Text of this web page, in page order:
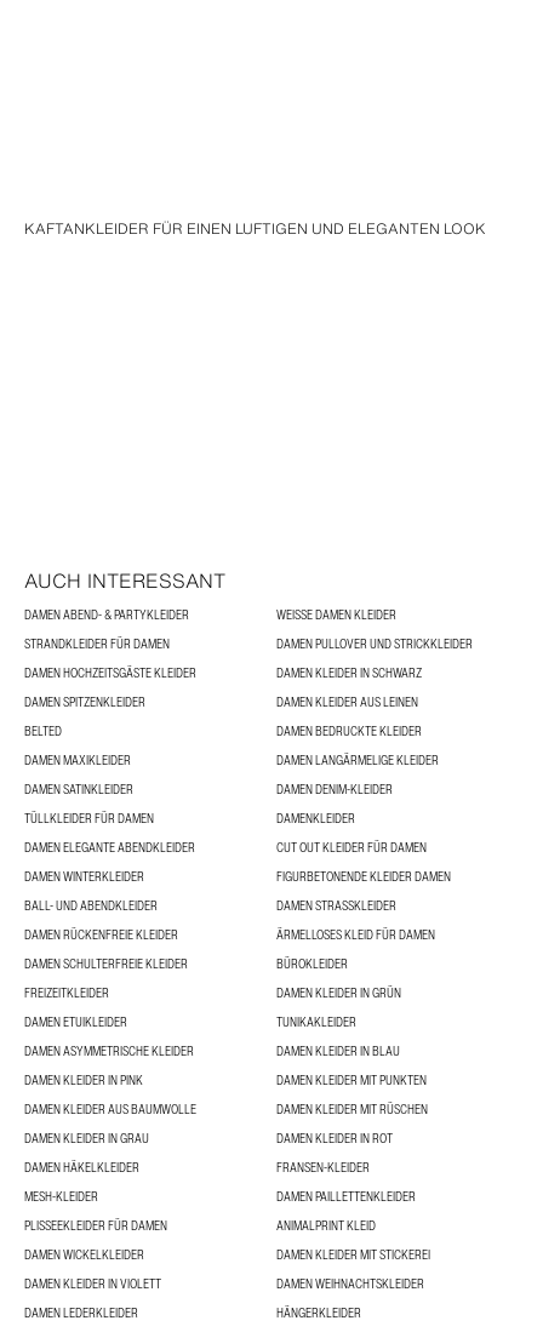
KAFTANKLEIDER FÜR EINEN LUFTIGEN UND ELEGANTEN LOOK
AUCH INTERESSANT
DAMEN ABEND- & PARTYKLEIDER
WEISSE DAMEN KLEIDER
STRANDKLEIDER FÜR DAMEN
DAMEN PULLOVER UND STRICKKLEIDER
DAMEN HOCHZEITSGÄSTE KLEIDER
DAMEN KLEIDER IN SCHWARZ
DAMEN SPITZENKLEIDER
DAMEN KLEIDER AUS LEINEN
BELTED
DAMEN BEDRUCKTE KLEIDER
DAMEN MAXIKLEIDER
DAMEN LANGÄRMELIGE KLEIDER
DAMEN SATINKLEIDER
DAMEN DENIM-KLEIDER
TÜLLKLEIDER FÜR DAMEN
DAMENKLEIDER
DAMEN ELEGANTE ABENDKLEIDER
CUT OUT KLEIDER FÜR DAMEN
DAMEN WINTERKLEIDER
FIGURBETONENDE KLEIDER DAMEN
BALL- UND ABENDKLEIDER
DAMEN STRASSKLEIDER
DAMEN RÜCKENFREIE KLEIDER
ÄRMELLOSES KLEID FÜR DAMEN
DAMEN SCHULTERFREIE KLEIDER
BÜROKLEIDER
FREIZEITKLEIDER
DAMEN KLEIDER IN GRÜN
DAMEN ETUIKLEIDER
TUNIKAKLEIDER
DAMEN ASYMMETRISCHE KLEIDER
DAMEN KLEIDER IN BLAU
DAMEN KLEIDER IN PINK
DAMEN KLEIDER MIT PUNKTEN
DAMEN KLEIDER AUS BAUMWOLLE
DAMEN KLEIDER MIT RÜSCHEN
DAMEN KLEIDER IN GRAU
DAMEN KLEIDER IN ROT
DAMEN HÄKELKLEIDER
FRANSEN-KLEIDER
MESH-KLEIDER
DAMEN PAILLETTENKLEIDER
PLISSEEKLEIDER FÜR DAMEN
ANIMALPRINT KLEID
DAMEN WICKELKLEIDER
DAMEN KLEIDER MIT STICKEREI
DAMEN KLEIDER IN VIOLETT
DAMEN WEIHNACHTSKLEIDER
DAMEN LEDERKLEIDER
HÄNGERKLEIDER